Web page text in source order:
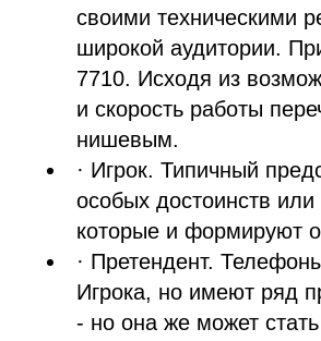
своими техническими
широкой аудитории.
7710. Исходя из
и скорость работы
нишевым.
· Игрок. Типичный
особых достоинств
которые и формируют
· Претендент.
Игрока, но имеют ряд
- но она же может